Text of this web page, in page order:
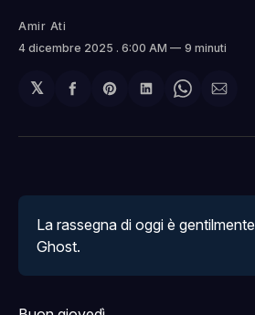
Amir Ati
4 dicembre 2025 . 6:00 AM 9 minuti
𝕏
Condividi
Facebook
Share
Pinterest
Condividi
LinkedIn
Share
Ghost.